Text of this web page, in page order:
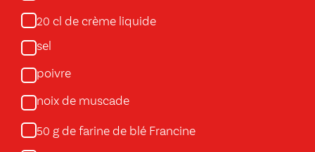
20 cl de crème liquide
sel
poivre
noix de muscade
50 g de farine de blé Francine